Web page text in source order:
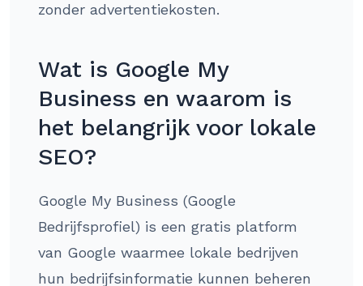
zonder advertentiekosten.
Wat is Google My
Business en waarom is
het belangrijk voor lokale
SEO?
Google My Business (Google
Bedrijfsprofiel) is een gratis platform
van Google waarmee lokale bedrijven
hun bedrijfsinformatie kunnen beheren